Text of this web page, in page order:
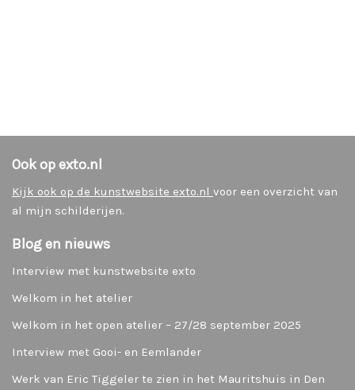
Ook op exto.nl
Kijk ook op de kunstwebsite exto.nl voor een overzicht van
al mijn schilderijen.
Blog en nieuws
Interview met kunstwebsite exto
Welkom in het atelier
Welkom in het open atelier – 27/28 september 2025
Interview met Gooi- en Eemlander
Werk van Eric Tiggeler te zien in het Mauritshuis in Den